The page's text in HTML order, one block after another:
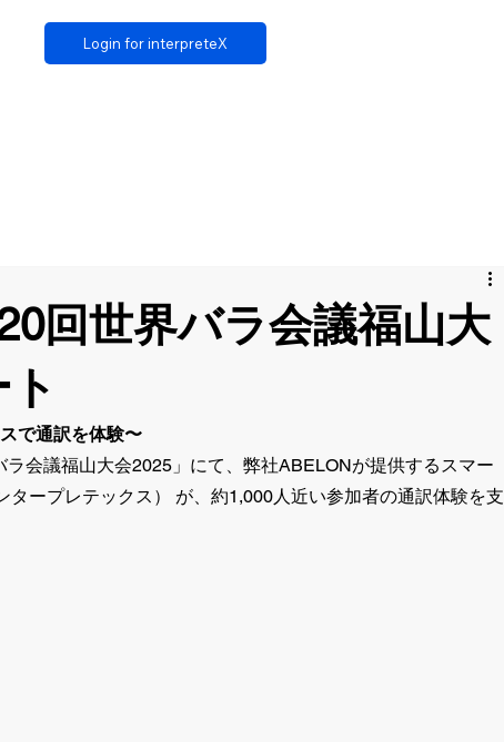
Login for interpreteX
回世界バラ会議福山大
で通訳を体験〜
会議福山大会2025」にて、弊社ABELONが提供するスマー
タープレテックス） が、約1,000人近い参加者の通訳体験を支